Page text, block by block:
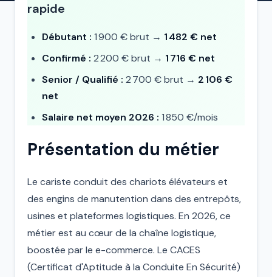
rapide
Débutant : 1 900 € brut → 1 482 € net
Confirmé : 2 200 € brut → 1 716 € net
Senior / Qualifié : 2 700 € brut → 2 106 €
net
Salaire net moyen 2026 : 1 850 €/mois
Présentation du métier
Le cariste conduit des chariots élévateurs et
des engins de manutention dans des entrepôts,
usines et plateformes logistiques. En 2026, ce
métier est au cœur de la chaîne logistique,
boostée par le e-commerce. Le CACES
(Certificat d'Aptitude à la Conduite En Sécurité)